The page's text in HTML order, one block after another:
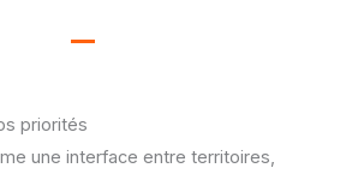
priorités
une interface entre territoires,